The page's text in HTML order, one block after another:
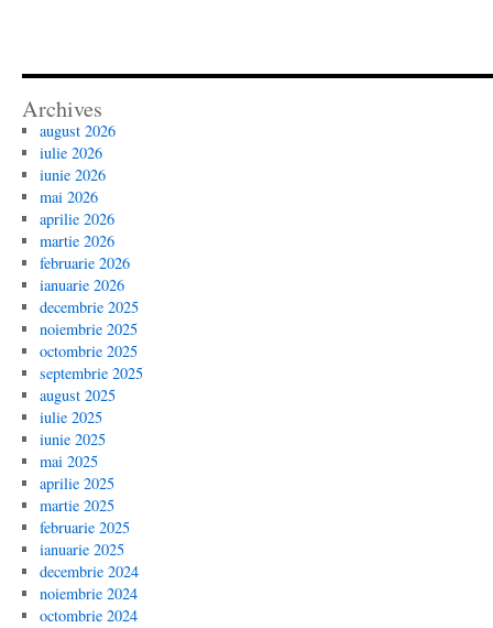
Archives
august 2026
iulie 2026
iunie 2026
mai 2026
aprilie 2026
martie 2026
februarie 2026
ianuarie 2026
decembrie 2025
noiembrie 2025
octombrie 2025
septembrie 2025
august 2025
iulie 2025
iunie 2025
mai 2025
aprilie 2025
martie 2025
februarie 2025
ianuarie 2025
decembrie 2024
noiembrie 2024
octombrie 2024